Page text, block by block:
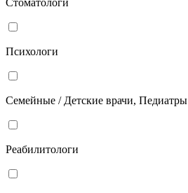
Стоматологи
Психологи
Семейные / Детские врачи, Педиатры
Реабилитологи